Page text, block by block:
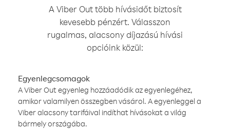
A Viber Out több hívásidőt biztosít
kevesebb pénzért. Válasszon
rugalmas, alacsony díjazású hívási
opcióink közül:
Egyenlegcsomagok
A Viber Out egyenleg hozzáadódik az egyenlegéhez,
amikor valamilyen összegben vásárol. A egyenleggel a
Viber alacsony tarifáival indíthat hívásokat a világ
bármely országába.